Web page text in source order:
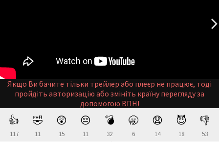
Якщо Ви бачите тільки трейлер або плеєр не працює, тоді
пройдіть авторизацію або змініть країну перегляду за
допомогою ВПН!
👍
117
🤣
11
😲
15
😔
11
💣
32
🥱
6
😧
14
😈
18
👎
53